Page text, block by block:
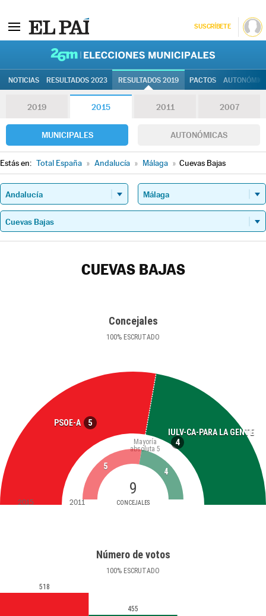
SUSCRÍBETE
NOTICIAS RESULTADOS 2023 RESULTADOS 2019 PACTOS
2019 2015 2011 2007
MUNICIPALES AUTONÓMICAS
Estás en: Total España » Andalucía » Málaga » Cuevas Bajas
CUEVAS BAJAS
Concejales
100% ESCRUTADO
PSOE-A 5
IULV-CA-PARA LA GENTE
4
9
CONCEJALES
Mayoría
absoluta 5
5
4
2015 2011
Número de votos
100% ESCRUTADO
518
455